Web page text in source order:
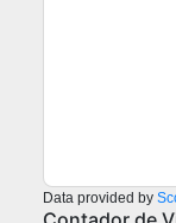
Data provided by